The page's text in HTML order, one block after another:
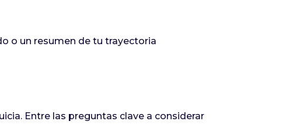
o un resumen de tu trayectoria
Entre las preguntas clave a considerar